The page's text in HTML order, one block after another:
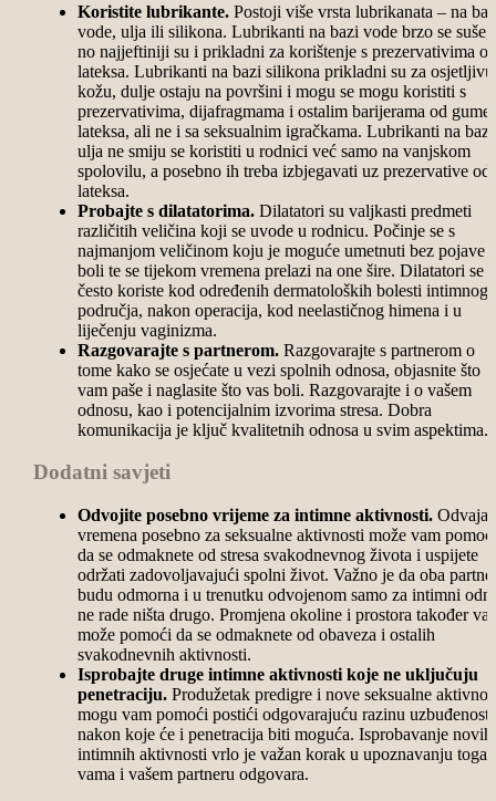
Koristite lubrikante.Postoji više vrsta lubrikanata – na
vode, ulja ili silikona. Lubrikanti na bazi vode brzo se suše,
no najjeftiniji su i prikladni za korištenje s prezervativima od
lateksa. Lubrikanti na bazi silikona prikladni su za osjetljivu
kožu, dulje ostaju na površini i mogu se mogu koristiti s
prezervativima, dijafragmama i ostalim barijerama od gume
lateksa, ali ne i sa seksualnim igračkama. Lubrikanti na bazi
ulja ne smiju se koristiti u rodnici već samo na vanjskom
spolovilu, a posebno ih treba izbjegavati uz prezervative od
lateksa.
Probajte s dilatatorima. Dilatatori su valjkasti predmeti
različitih veličina koji se uvode u rodnicu. Počinje se s
najmanjom veličinom koju je moguće umetnuti bez pojave
boli te se tijekom vremena prelazi na one šire. Dilatatori se
često koriste kod određenih dermatoloških bolesti intimnog
područja, nakon operacija, kod neelastičnog himena i u
liječenju vaginizma.
Razgovarajte s partnerom. Razgovarajte s partnerom o
tome kako se osjećate u vezi spolnih odnosa, objasnite što
vam paše i naglasite što vas boli. Razgovarajte i o vašem
odnosu, kao i potencijalnim izvorima stresa. Dobra
komunikacija je ključ kvalitetnih odnosa u svim aspektima.
Dodatni savjeti
Odvojite posebno vrijeme za intimne aktivnosti.
vremena posebno za seksualne aktivnosti može vam pomoći
da se odmaknete od stresa svakodnevnog života i uspijete
održati zadovoljavajući spolni život. Važno je da oba
budu odmorna i u trenutku odvojenom samo za intimni
ne rade ništa drugo. Promjena okoline i prostora također
može pomoći da se odmaknete od obaveza i ostalih
svakodnevnih aktivnosti.
Isprobajte druge intimne aktivnosti koje ne uključuju
penetraciju. Produžetak predigre i nove seksualne
mogu vam pomoći postići odgovarajuću razinu uzbuđenosti
nakon koje će i penetracija biti moguća. Isprobavanje novih
intimnih aktivnosti vrlo je važan korak u upoznavanju toga
vama i vašem partneru odgovara.